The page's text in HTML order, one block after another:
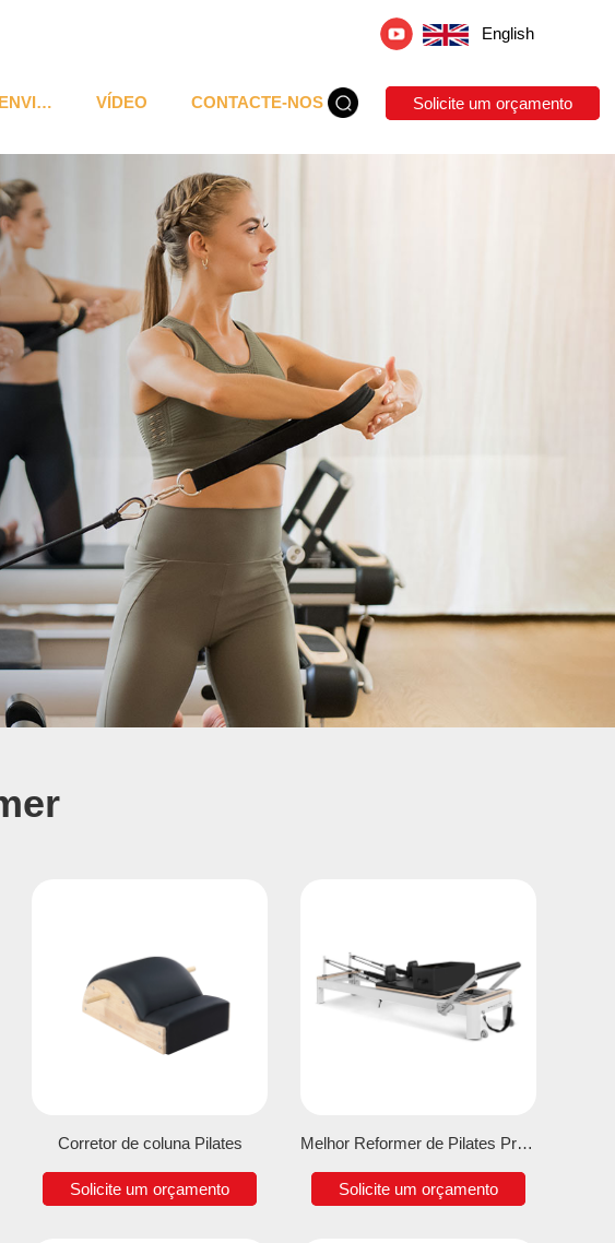
English
PRONTO PARA ENVIAR VÍDEO CONTACTE-NOS Solicite um orçamento
Corretor de coluna Pilates
Solicite um orçamento
Melhor Reformer de Pilates Profissional
Solicite um orçamento